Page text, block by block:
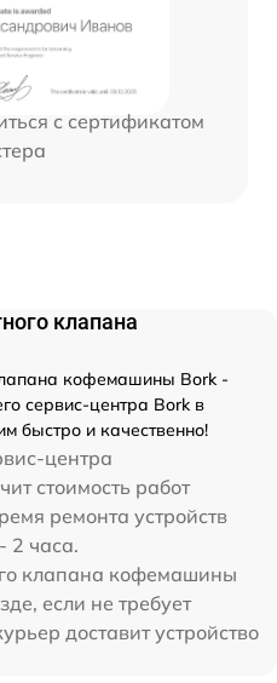
с сертификатом
клапана
кофемашины Bork -
сервис-центра Bork в
быстро и качественно!
центра
стоимость работ
ремонта устройств
2 часа.
клапана кофемашины
если не требует
доставит устройство